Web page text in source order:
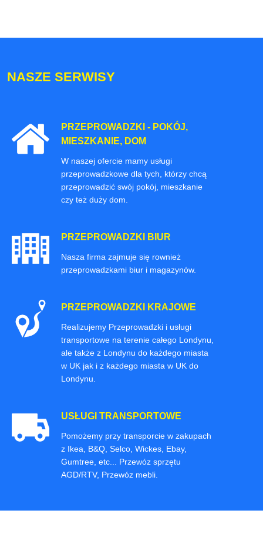
NASZE SERWISY
PRZEPROWADZKI - POKÓJ,
MIESZKANIE, DOM
W naszej ofercie mamy usługi
przeprowadzkowe dla tych, którzy chcą
przeprowadzić swój pokój, mieszkanie
czy też duży dom.
PRZEPROWADZKI BIUR
Nasza firma zajmuje się rownież
przeprowadzkami biur i magazynów.
PRZEPROWADZKI KRAJOWE
Realizujemy Przeprowadzki i usługi
transportowe na terenie całego Londynu,
ale także z Londynu do każdego miasta
w UK jak i z każdego miasta w UK do
Londynu.
USŁUGI TRANSPORTOWE
Pomożemy przy transporcie w zakupach
z Ikea, B&Q, Selco, Wickes, Ebay,
Gumtree, etc... Przewóz sprzętu
AGD/RTV, Przewóz mebli.